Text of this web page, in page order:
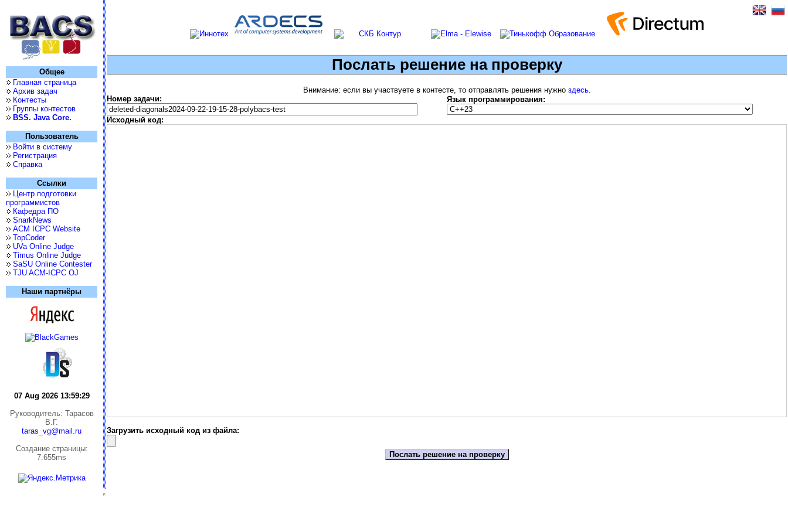
Общее
Главная страница
Архив задач
Контесты
Группы контестов
BSS. Java Core.
Пользователь
Войти в систему
Регистрация
Справка
Ссылки
Центр подготовки
программистов
Кафедра ПО
SnarkNews
ACM ICPC Website
TopCoder
UVa Online Judge
Timus Online Judge
SaSU Online Contester
TJU ACM-ICPC OJ
Наши партнёры
07 Aug 2026 13:59:30
Руководитель: Тарасов
В.Г.
taras_vg@mail.ru
Cоздание страницы:
7.655ms
Послать решение на проверку
Внимание: если вы участвуете в контесте, то отправлять решения нужно здесь.
Номер задачи:
Язык программирования:
Исходный код:
Загрузить исходный код из файла: